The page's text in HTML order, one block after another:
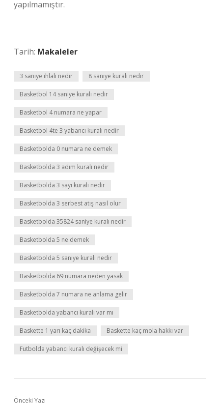
yapılmamıştır.
Tarih: Makaleler
3 saniye ihlali nedir 8 saniye kuralı nedir
Basketbol 14 saniye kuralı nedir
Basketbol 4 numara ne yapar
Basketbol 4te 3 yabancı kuralı nedir
Basketbolda 0 numara ne demek
Basketbolda 3 adım kuralı nedir
Basketbolda 3 sayı kuralı nedir
Basketbolda 3 serbest atış nasıl olur
Basketbolda 35824 saniye kuralı nedir
Basketbolda 5 ne demek
Basketbolda 5 saniye kuralı nedir
Basketbolda 69 numara neden yasak
Basketbolda 7 numara ne anlama gelir
Basketbolda yabancı kuralı var mı
Baskette 1 yarı kaç dakika Baskette kaç mola hakkı var
Futbolda yabancı kuralı değişecek mi
Önceki Yazı